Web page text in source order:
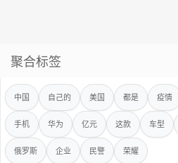
聚合标签
中国 自己的 美国 都是 疫情
手机 华为 亿元 这款 车型
俄罗斯 企业 民警 荣耀